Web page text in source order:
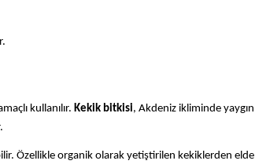
kullanılır. Kekik bitkisi, Akdeniz ikliminde yaygın
Özellikle organik olarak yetiştirilen kekiklerden elde